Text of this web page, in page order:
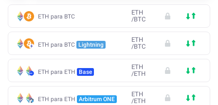
ETH para BTC
ETH
/BTC
ETH para BTC Lightning
ETH
/BTC
ETH para ETH Base
ETH
/ETH
ETH para ETH Arbitrum ONE
ETH
/ETH